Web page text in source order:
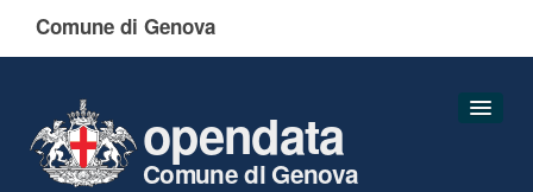
Comune di Genova
opendata
Comune di Genova